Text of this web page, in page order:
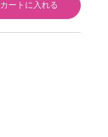
カートに入れる